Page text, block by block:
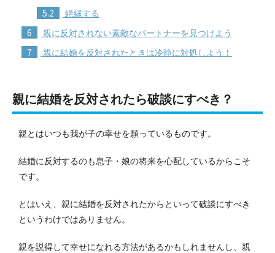
5.2 絶縁する
6 親に反対されない素敵なパートナーを見つけよう
7 親に結婚を反対されたときは冷静に対処しよう！
親に結婚を反対されたら破談にすべき？
親とはいつも我が子の幸せを願っているものです。
結婚に反対するのも息子・娘の将来を心配しているからこそ
です。
とはいえ、親に結婚を反対されたからといって破談にすべき
というわけではありません。
親を説得して幸せになれる方法があるかもしれませんし、親